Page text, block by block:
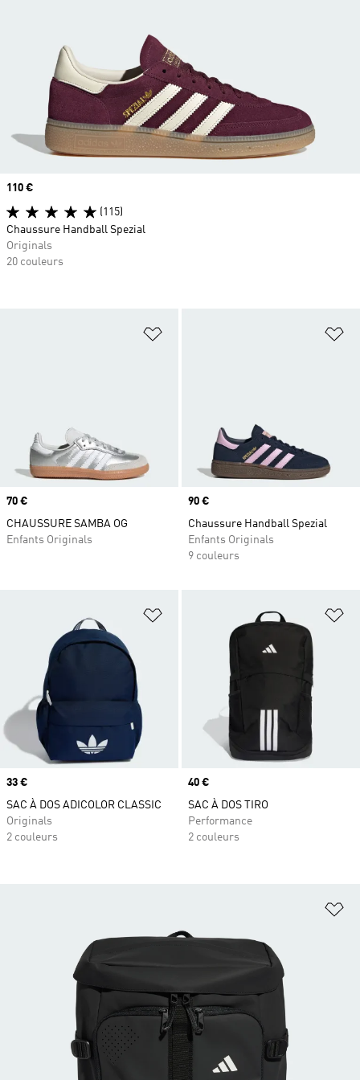
Ajouter à la Liste de produits
Prix
70 €
CHAUSSURE SAMBA OG
Enfants Originals
Prix
90 €
Chaussure Handball Spezial
Enfants Originals
9 couleurs
Ajouter à la Liste de produits
Prix
33 €
SAC À DOS ADICOLOR CLASSIC
Originals
2 couleurs
Prix
40 €
SAC À DOS TIRO
Performance
2 couleurs
Prix
110 €
(115)
Chaussure Handball Spezial
Originals
20 couleurs